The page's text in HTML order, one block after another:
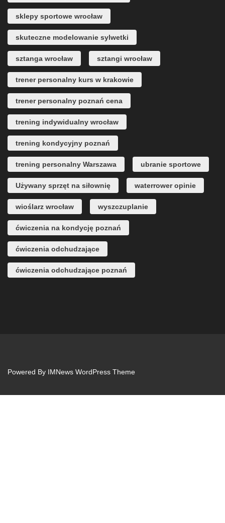
sklepy sportowe wrocław
skuteczne modelowanie sylwetki
sztanga wrocław sztangi wrocław
trener personalny kurs w krakowie
trener personalny poznań cena
trening indywidualny wrocław
trening kondycyjny poznań
trening personalny Warszawa ubranie sportowe
Używany sprzęt na siłownię waterrower opinie
wioślarz wrocław wyszczuplanie
ćwiczenia na kondycję poznań
ćwiczenia odchudzające
ćwiczenia odchudzające poznań
Powered By IMNews WordPress Theme